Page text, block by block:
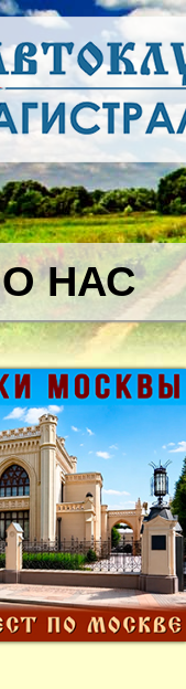
О НАС